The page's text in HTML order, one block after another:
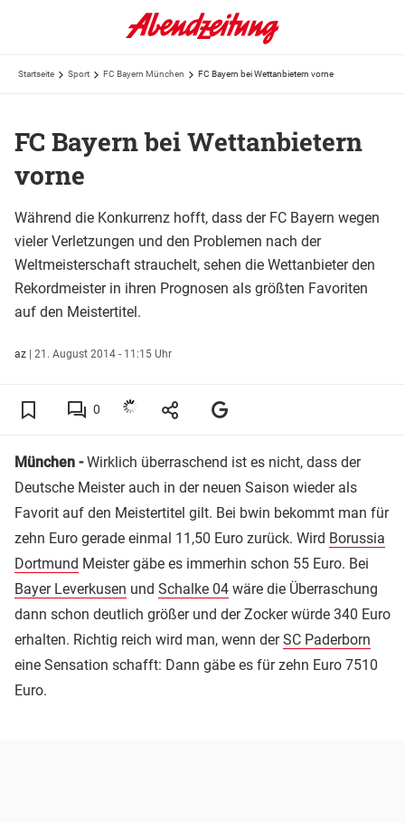
Startseite Sport FC Bayern München FC Bayern bei Wettanbietern vorne
FC Bayern bei Wettanbietern
vorne
Während die Konkurrenz hofft, dass der FC Bayern wegen
vieler Verletzungen und den Problemen nach der
Weltmeisterschaft strauchelt, sehen die Wettanbieter den
Rekordmeister in ihren Prognosen als größten Favoriten
auf den Meistertitel.
az | 21. August 2014 - 11:15 Uhr
0
München -Wirklich überraschend ist es nicht, dass der
Deutsche Meister auch in der neuen Saison wieder als
Favorit auf den Meistertitel gilt. Bei bwin bekommt man für
zehn Euro gerade einmal 11,50 Euro zurück. Wird Borussia
Dortmund Meister gäbe es immerhin schon 55 Euro. Bei
Bayer Leverkusen und Schalke 04 wäre die Überraschung
dann schon deutlich größer und der Zocker würde 340 Euro
erhalten. Richtig reich wird man, wenn derSC Paderborn
eine Sensation schafft: Dann gäbe es für zehn Euro 7510
Euro.